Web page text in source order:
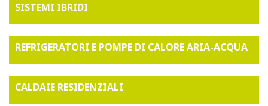
SISTEMI IBRIDI
REFRIGERATORI E POMPE DI CALORE ARIA-ACQUA
CALDAIE RESIDENZIALI